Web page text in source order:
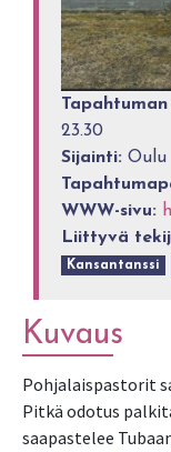
23.30
Sijainti: Oulu
WWW-sivu:
Liittyvä
Kansantanssi
Kuvaus
Pohjalaispastorit
Pitkä odotus
saapastelee